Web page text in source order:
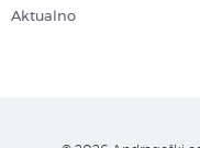
Aktualno